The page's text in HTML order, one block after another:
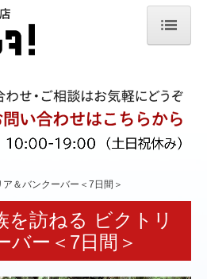
＆バンクーバー＜7日間＞
を訪ねる ビクトリ
バー＜7日間＞